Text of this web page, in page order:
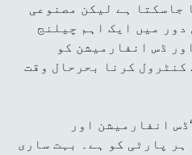
جاسکتا ہے لیکن مصنوعی
دور میں ایک اہم چیلنج
ڈس انفارمیشن کو
کنٹرول کرنا بحرحال وقت
پارٹی کو ہے۔ بہت ساری